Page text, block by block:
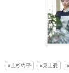
上杉柊平 見上愛